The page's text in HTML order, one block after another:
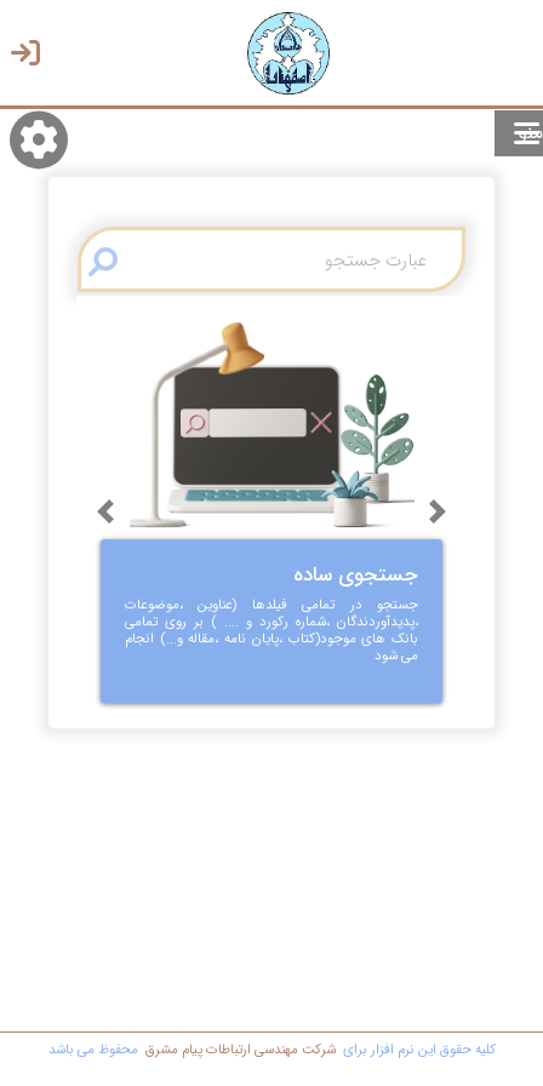
منو
انتخاب زبان
جستجوی ساده
جستجو در تمامی فیلدها (عناوین ،موضوعات
،پدیدآوردندگان ،شماره رکورد و .... ) بر روی تمامی
بانک های موجود(کتاب ،پایان نامه ،مقاله و...) انجام
می شود
Previous Next
کليه حقوق اين نرم افزار برای شرکت مهندسي ارتباطات پیام مشرق محفوظ مي باشد